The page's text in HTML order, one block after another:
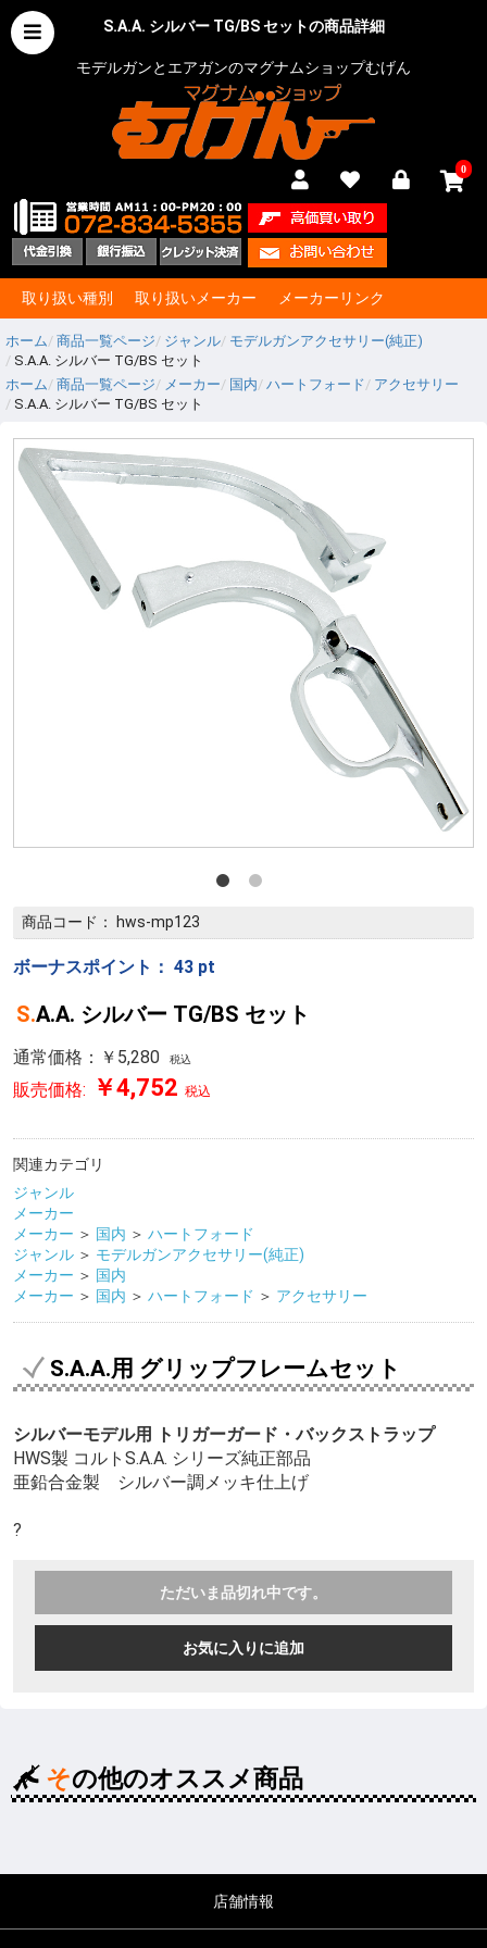
S.A.A. シルバー TG/BS セットの商品詳細
モデルガンとエアガンのマグナムショップむげん
0
取り扱い種別 取り扱いメーカー メーカーリンク
ホーム 商品一覧ページ ジャンル モデルガンアクセサリー(純正)
S.A.A. シルバー TG/BS セット
ホーム 商品一覧ページ メーカー 国内 ハートフォード
アクセサリー
S.A.A. シルバー TG/BS セット
商品コード： hws-mp123
ボーナスポイント： 43 pt
S.A.A. シルバー TG/BS セット
通常価格：￥5,280 税込
販売価格: ￥4,752 税込
関連カテゴリ
ジャンル
メーカー
メーカー ＞ 国内 ＞ ハートフォード
ジャンル ＞ モデルガンアクセサリー(純正)
メーカー ＞ 国内
メーカー ＞ 国内 ＞ ハートフォード ＞ アクセサリー
S.A.A.用 グリップフレームセット
シルバーモデル用 トリガーガード・バックストラップ
HWS製 コルトS.A.A. シリーズ純正部品
亜鉛合金製 シルバー調メッキ仕上げ
?
ただいま品切れ中です。
お気に入りに追加
その他のオススメ商品
店舗情報